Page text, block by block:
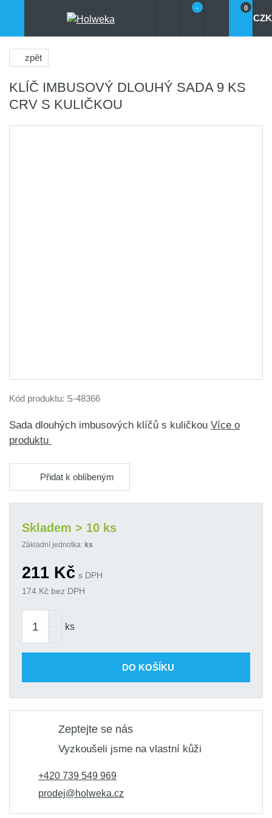
- 0
CZK
zpět
KLÍČ IMBUSOVÝ DLOUHÝ SADA 9 KS
CRV S KULIČKOU
Kód produktu: S-48366
Sada dlouhých imbusových klíčů s kuličkou Více o
produktu
Přidat k oblíbeným
Skladem > 10 ks
Základní jednotka: ks
211 Kč s DPH
174 Kč bez DPH
ks
DO KOŠÍKU
Zeptejte se nás
Vyzkoušeli jsme na vlastní kůži
+420 739 549 969
prodej@holweka.cz